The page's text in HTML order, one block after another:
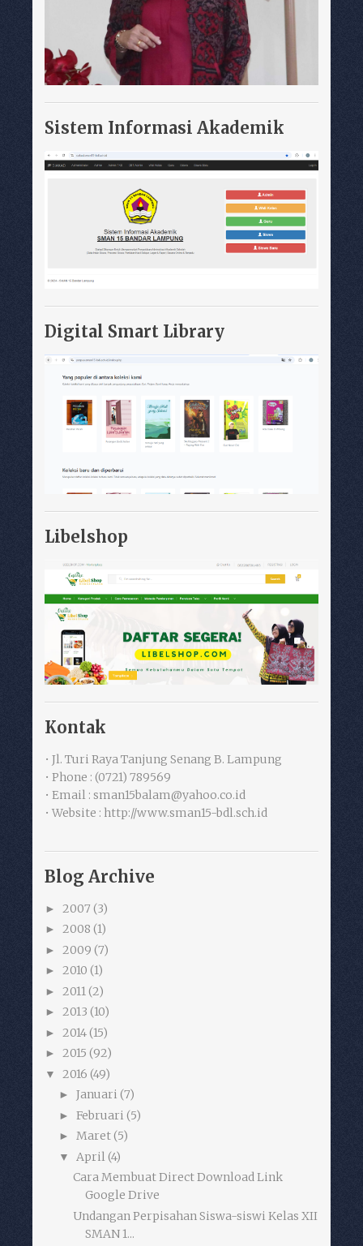
Sistem Informasi Akademik
Digital Smart Library
Libelshop
Kontak
• Jl. Turi Raya Tanjung Senang B. Lampung
• Phone : (0721) 789569
• Email : sman15balam@yahoo.co.id
• Website : http://www.sman15-bdl.sch.id
Blog Archive
► 2007 (3)
► 2008 (1)
► 2009 (7)
► 2010 (1)
► 2011(2)
► 2013 (10)
► 2014(15)
► 2015 (92)
▼ 2016 (49)
► Januari (7)
► Februari (5)
► Maret(5)
▼ April(4)
Cara Membuat Direct Download Link
Google Drive
‎Undangan Perpisahan Siswa-siswi Kelas XII‬
SMAN 1...